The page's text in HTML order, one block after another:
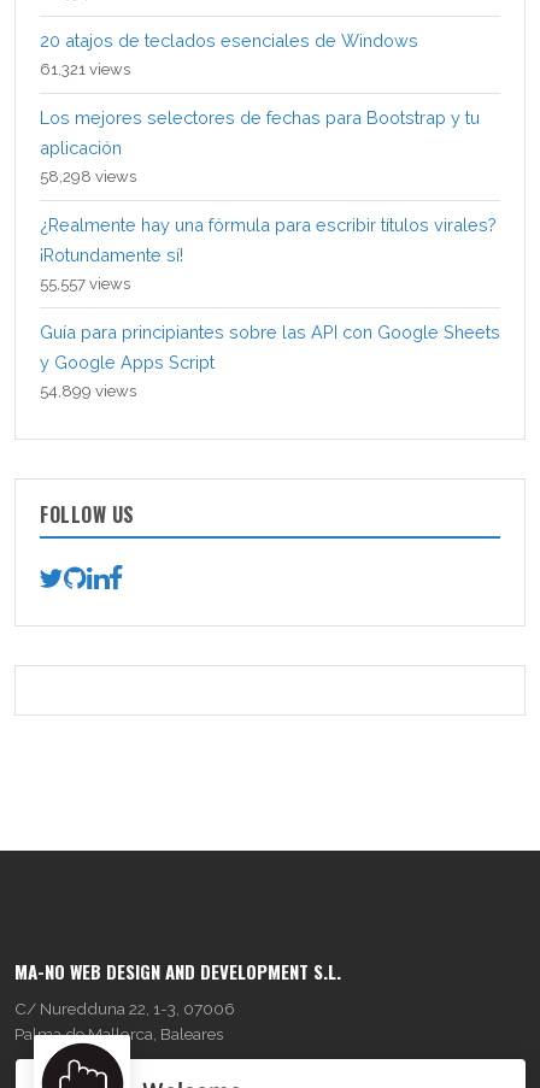
20 atajos de teclados esenciales de Windows
61,321 views
Los mejores selectores de fechas para Bootstrap y tu
aplicación
58,298 views
¿Realmente hay una fórmula para escribir títulos virales?
¡Rotundamente sí!
55,557 views
Guía para principiantes sobre las API con Google Sheets
y Google Apps Script
54,899 views
FOLLOW US
MA-NO WEB DESIGN AND DEVELOPMENT S.L.
C/ Nuredduna 22, 1-3, 07006
Palma de Mallorca, Baleares